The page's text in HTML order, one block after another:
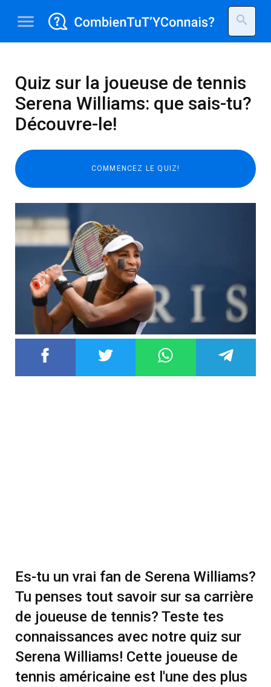
menu search
Quiz sur la joueuse de tennis
Serena Williams: que sais-tu?
Découvre-le!
Es-tu un vrai fan de Serena Williams?
Tu penses tout savoir sur sa carrière
de joueuse de tennis? Teste tes
connaissances avec notre quiz sur
Serena Williams! Cette joueuse de
tennis américaine est l'une des plus